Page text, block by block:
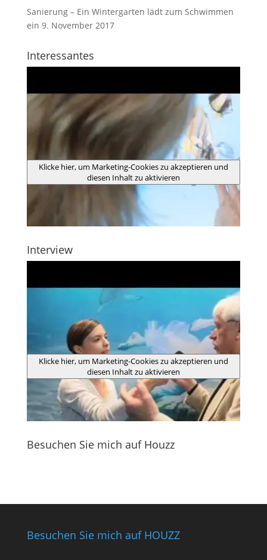
Sanierung – Ein Wintergarten lädt zum Schwimmen
ein 9. November 2017
Interessantes
Klicke hier, um Marketing-Cookies zu akzeptieren und
diesen Inhalt zu aktivieren
Interview
Klicke hier, um Marketing-Cookies zu akzeptieren und
diesen Inhalt zu aktivieren
Besuchen Sie mich auf Houzz
Besuchen Sie mich auf HOUZZ